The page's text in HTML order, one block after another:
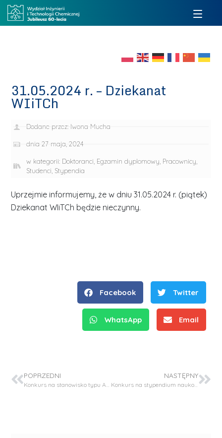
31.05.2024 r. – Dziekanat
WIiTCh
Dodane przez: Iwona Mucha
dnia 27 maja, 2024
w kategorii: Doktoranci, Egzamin dyplomowy, Pracownicy,
Studenci, Stypendia
Uprzejmie informujemy, że w dniu 31.05.2024 r. (piątek)
Dziekanat WIiTCh będzie nieczynny.
Facebook Twitter
WhatsApp Email
POPRZEDNI
Konkurs na stanowisko typu Asystenta (w grupie pracowników badawczych) w projekcie LIDER
NASTĘPNY
Konkurs na stypendium naukowe w projekcie SONATA-17 (NCN)